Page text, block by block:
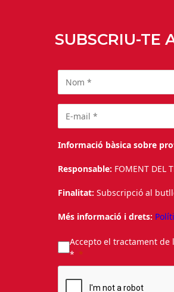
SUBSCRIU-TE
Informació bàsica sobre
Responsable: FOMENT DEL
Finalitat: Subscripció al
Més informació i drets:
Accepto el tractament
*